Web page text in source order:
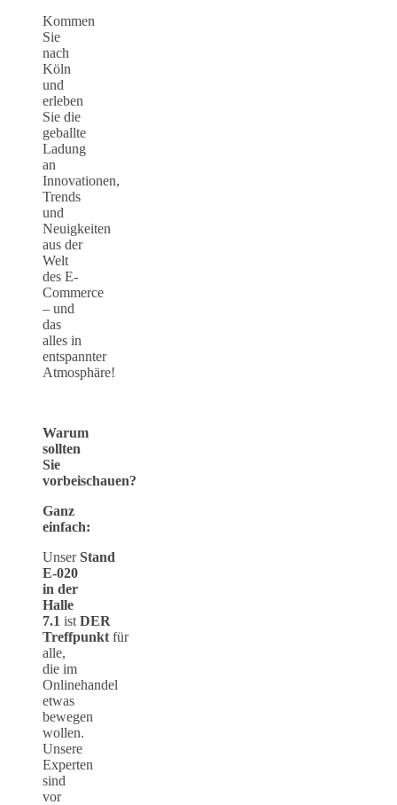
Kommen
Sie
nach
Köln
und
erleben
Sie die
geballte
Ladung
an
Innovationen,
Trends
und
Neuigkeiten
aus der
Welt
des E-
Commerce
– und
das
alles in
entspannter
Atmosphäre!
Warum
sollten
Sie
vorbeischauen?
Ganz
einfach:
UnserStand
E-020
in der
Halle
7.1 ist DER
Treffpunkt für
alle,
die im
Onlinehandel
etwas
bewegen
wollen.
Unsere
Experten
sind
vor